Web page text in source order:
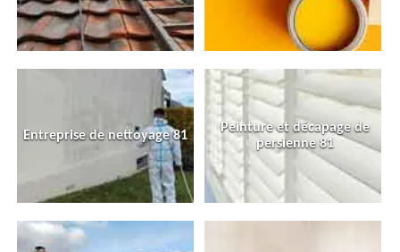
Entreprise de nettoyage 81
Peinture et décapage de
persienne 81